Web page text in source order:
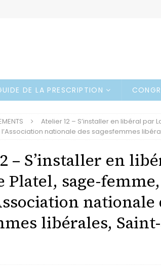
DE LA PRESCRIPTION
Atelier 12 – S’installer en libéral
nationale des sagesfemmes
– S’installer en
Platel, sage-
nationale
libérales,